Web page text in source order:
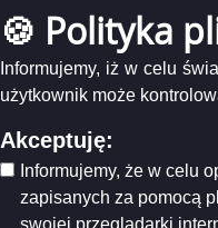
🍪 Polityka
Informujemy, iż w celu
użytkownik może
Akceptuję:
Informujemy, że w celu
zapisanych za pomocą
swojej przeglądarki
Ewangelicko-Augsburskiego dla
szkół, dla których organem
jest Gmina Gołdap
Porozumienie nr 29/2021 z dnia 9
listopada 2021 roku w sprawie
zakresu nauczania religii Kościoła
szkół, dla których organem
jest Gmina Dubeninki